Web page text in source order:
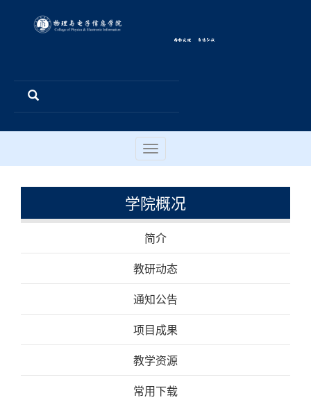
Toggle
navigation
学院概况
简介
教研动态
通知公告
项目成果
教学资源
常用下载